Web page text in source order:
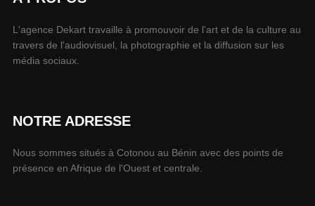
L'agence Dekart travaille à promouvoir de l'art et de la culture au
travers de l'audiovisuel, la photographie et la diffusion sur les
média sociaux.
NOTRE ADRESSE
Nous sommes situés à Cotonou au Bénin avec des points de
présence en Afrique de l'Ouest et centrale.